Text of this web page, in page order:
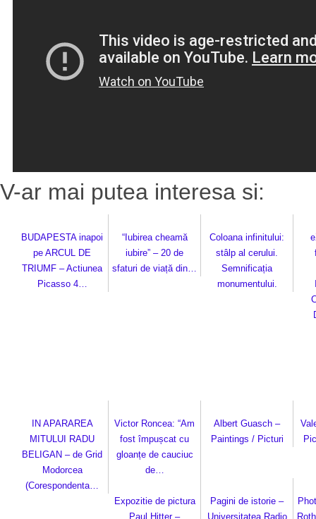
V-ar mai putea interesa si:
BUDAPESTA inapoi
pe ARCUL DE
TRIUMF – Actiunea
Picasso 4…
“Iubirea cheamă
iubire” – 20 de
sfaturi de viață din…
Coloana infinitului:
stâlp al cerului.
Semnificația
monumentului.
IN APARAREA
MITULUI RADU
BELIGAN – de Grid
Modorcea
(Corespondenta…
Victor Roncea: “Am
fost împușcat cu
gloanțe de cauciuc
de…
Albert Guasch –
Paintings / Picturi
Expozitie de pictura
Paul Hitter –
Pagini de istorie –
Universitatea Radio